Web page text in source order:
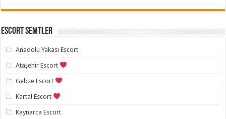
Escort Semtler
Anadolu Yakası Escort
Ataşehir Escort
Gebze Escort
Kartal Escort
Kaynarca Escort